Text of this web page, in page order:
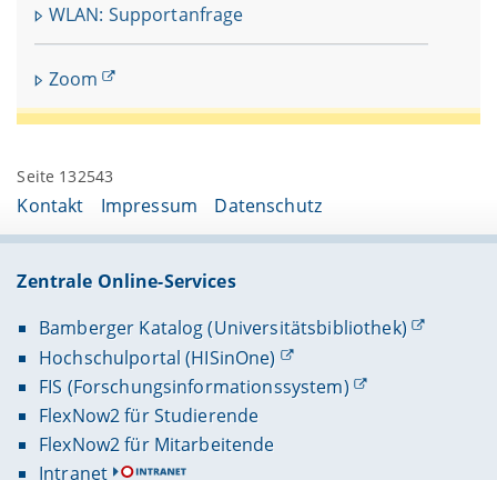
WLAN: Supportanfrage
Zoom
Seite 132543
Kontakt Impressum Datenschutz
Zentrale Online-Services
Bamberger Katalog (Universitätsbibliothek)
Hochschulportal (HISinOne)
FIS (Forschungsinformationssystem)
FlexNow2 für Studierende
FlexNow2 für Mitarbeitende
Intranet